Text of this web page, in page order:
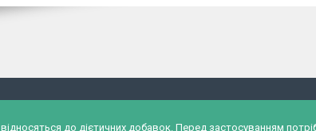
до дієтичних добавок. Перед застосуванням